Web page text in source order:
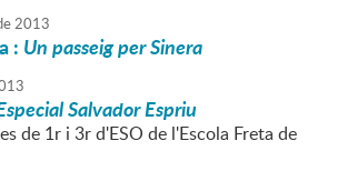
2013
: Un passeig per Sinera
Salvador Espriu
de 1r i 3r d'ESO de l'Escola Freta de